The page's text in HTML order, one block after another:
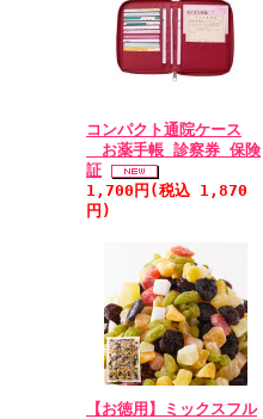
コンパクト通院ケース
お薬手帳 診察券 保険
証
1,700円(税込 1,870
円)
【お徳用】ミックスフル